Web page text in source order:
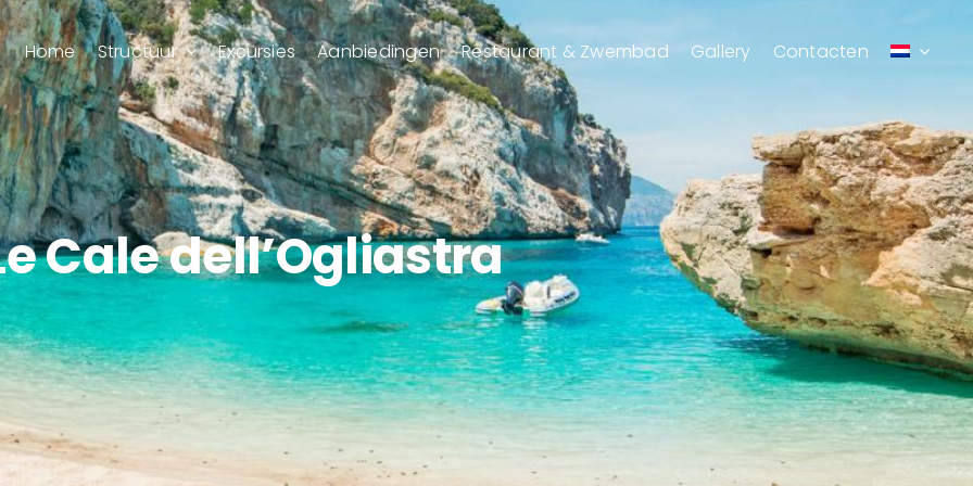
Home Structuur Excursies Aanbiedingen Restaurant & Zwembad Gallery Contacten
Cale dell’Ogliastra